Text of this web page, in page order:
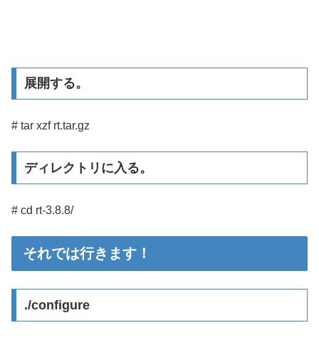
展開する。
# tar xzf rt.tar.gz
ディレクトリに入る。
# cd rt-3.8.8/
それでは行きます！
./configure